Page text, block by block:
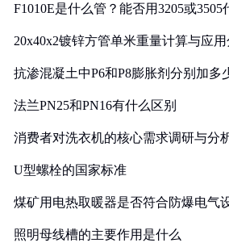
F1010E是什么管？能否用3205或3505
20x40x2镀锌方管单米重量计算与应
抗渗混凝土中P6和P8膨胀剂分别加多
法兰PN25和PN16有什么区别
消费者对洗衣机的核心需求调研与分
U型螺栓的国家标准
煤矿用电热取暖器是否符合防爆电气
照明母线槽的主要作用是什么